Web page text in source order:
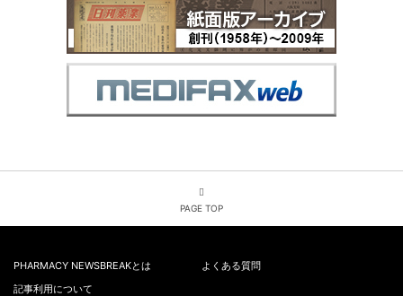
PAGE TOP
PHARMACY NEWSBREAKとは
よくある質問
記事利用について